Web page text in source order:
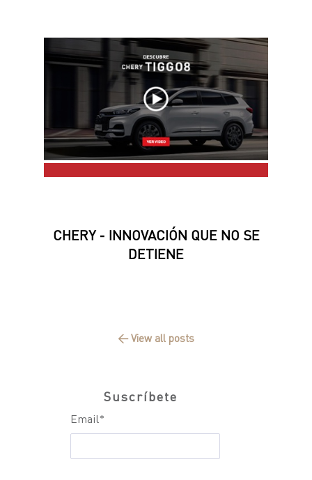
CHERY - INNOVACIÓN QUE NO SE
DETIENE
← View all posts
Suscríbete
Email*